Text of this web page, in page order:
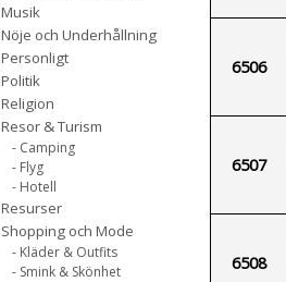
Musik
Nöje och Underhållning
Personligt
Politik
Religion
Resor & Turism
- Camping
- Flyg
- Hotell
Resurser
Shopping och Mode
- Kläder & Outfits
- Smink & Skönhet
6506
6507
6508